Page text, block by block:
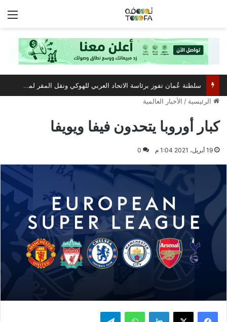
سلطنة عُمان تفوز برئاسة الاتحاد العربي للهوكي ونقل المقر لمسقط
الرئيسية / الأخبار العالمية
كبار أوروبا يتحدون فيفا ويويفا
19 أبريل، 2021 1:04 م 0
فيسبوك ‫X لينكدإن واتساب تيلقرام